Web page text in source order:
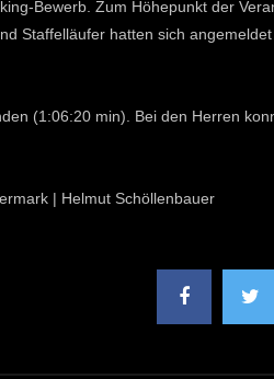
Bewerb. Zum Höhepunkt der
Staffelläufer hatten sich
(1:06:20 min). Bei den Herren
| Helmut Schöllenbauer